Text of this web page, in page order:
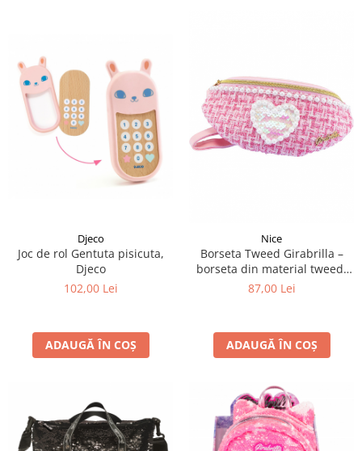
Djeco
Joc de rol Gentuta pisicuta,
Djeco
102,00 Lei
ADAUGĂ ÎN COȘ
Nice
Borseta Tweed Girabrilla –
borseta din material tweed,
cu paiete reversibile
87,00 Lei
ADAUGĂ ÎN COȘ